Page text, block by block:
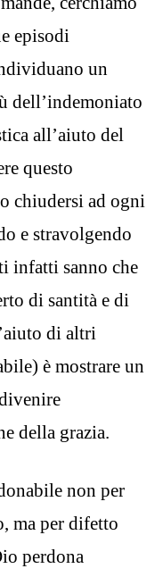
episodi
un
dell’indemoniato
all’aiuto del
questo
chiudersi ad ogni
e stravolgendo
infatti sanno che
di santità e di
di altri
è mostrare un
della grazia.
non per
ma per difetto
perdona